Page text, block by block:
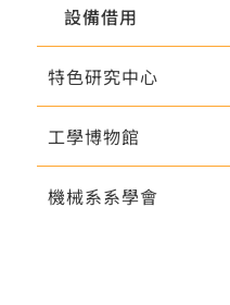
設備借用
特色研究中心
工學博物館
機械系系學會